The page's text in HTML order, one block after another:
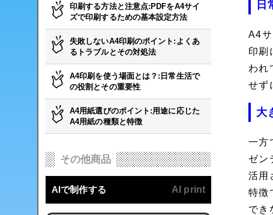
日
A4
印刷
われ
せず
大
一方
ゼン
活用
特徴
でき
印刷する方法と注意点:PDFをA4サイ
ズで印刷するための基本設定方法
失敗しないA4印刷のポイント:よくあ
るトラブルとその対処法
A4印刷を使う場面とは？:日常生活で
の役割とその重要性
A4用紙選びのポイント:用途に応じた
A4用紙の種類と特徴
その他商品
AIで制作する AI print